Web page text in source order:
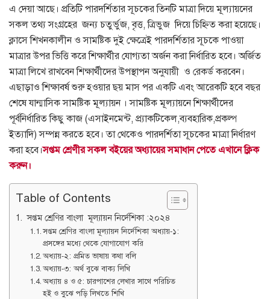
এ দেয়া আছে। প্রতিটি পারদর্শিতার সূচকের তিনটি মাত্রা দিয়ে মূল্যায়নের
সকল তথ্য সংগ্রহের জন্য চতুর্ভুজ, বৃত্ত, ত্রিভুজ দিয়ে চিহ্নিত করা হয়েছে।
ক্লাসে শিখনকালীন ও সামষ্টিক দুই ক্ষেত্রেই পারদর্শিতার সূচকে পাওয়া
মাত্রার উপর ভিত্তি করে শিক্ষার্থীর যোগ্যতা অর্জন করা নির্ধারিত হবে। অর্জিত
মাত্রা লিখে রাখবেন শিক্ষার্থীদের উপস্থাপন অনুযায়ী ও রেকর্ড করবেন।
এছাড়াও শিক্ষাবর্ষ শুরু হওয়ার ছয় মাস পর একটি এবং আরেকটি হবে বছর
শেষে যান্মাসিক সামষ্টিক মূল্যায়ন । সামষ্টিক মূল্যায়নে শিক্ষার্থীদের
পূর্বনির্ধারিত কিছু কাজ (এসাইনমেন্ট, প্র্যাকটিকেল,ব্যবহারিক,প্রকল্প
ইত্যাদি) সম্পন্ন করতে হবে। তা থেকেও পারদর্শিতা সূচকের মাত্রা নির্ধারণ
করা হবে।সপ্তম শ্রেণীর সকল বইয়ের অধ্যায়ের সমাধান পেতে এখানে ক্লিক
করুন।
Table of Contents
সপ্তম শ্রেণির বাংলা মূল্যায়ন নির্দেশিকা :২০২৪
সপ্তম শ্রেণির বাংলা মূল্যায়ন নির্দেশিকা অধ্যায়-১:
প্রসঙ্গের মধ্যে থেকে যোগাযোগ করি
অধ্যায়-২: প্রমিত ভাষায় কথা বলি
অধ্যায়-৩: অর্থ বুঝে বাক্য লিখি
অধ্যায় ৪ ও ৫: চারপাশের লেখার সাথে পরিচিত
হই ও বুঝে পড়ি লিখতে শিখি